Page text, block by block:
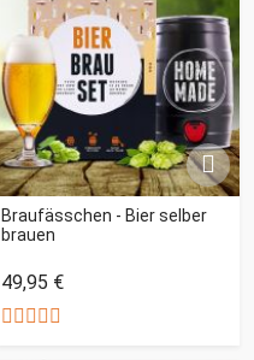
Braufässchen - Bier selber
brauen
49,95 €